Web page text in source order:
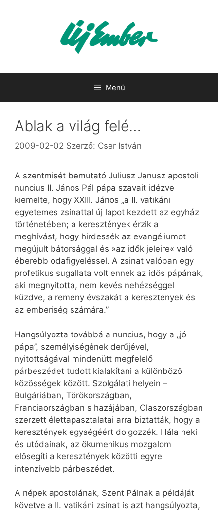
Menü
Ablak a világ felé…
2009-02-02 Szerző: Cser István
A szentmisét bemutató Juliusz Janusz apostoli
nuncius II. János Pál pápa szavait idézve
kiemelte, hogy XXIII. János „a II. vatikáni
egyetemes zsinattal új lapot kezdett az egyház
történetében; a keresztények érzik a
meghívást, hogy hirdessék az evangéliumot
megújult bátorsággal és »az idők jeleire« való
éberebb odafigyeléssel. A zsinat valóban egy
profetikus sugallata volt ennek az idős pápának,
aki megnyitotta, nem kevés nehézséggel
küzdve, a remény évszakát a keresztények és
az emberiség számára.”
Hangsúlyozta továbbá a nuncius, hogy a „jó
pápa”, személyiségének derűjével,
nyitottságával mindenütt megfelelő
párbeszédet tudott kialakítani a különböző
közösségek között. Szolgálati helyein –
Bulgáriában, Törökországban,
Franciaországban s hazájában, Olaszországban
szerzett élettapasztalatai arra biztatták, hogy a
keresztények egységéért dolgozzék. Hála neki
és utódainak, az ökumenikus mozgalom
elősegíti a keresztények közötti egyre
intenzívebb párbeszédet.
A népek apostolának, Szent Pálnak a példáját
követve a II. vatikáni zsinat is azt hangsúlyozta,